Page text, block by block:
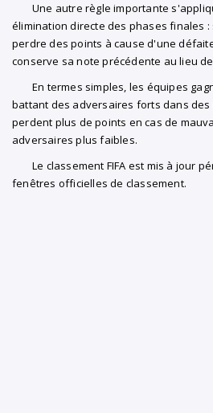
Une autre règle importante
élimination directe des phases finales
perdre des points à cause d'une
conserve sa note précédente au lieu
En termes simples, les équipes
battant des adversaires forts dans
perdent plus de points en cas de
adversaires plus faibles.
Le classement FIFA est mis à jour
fenêtres officielles de classement.